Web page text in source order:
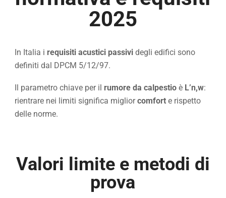
2025
In Italia i requisiti acustici passivi degli edifici sono
definiti dal DPCM 5/12/97.
Il parametro chiave per il rumore da calpestio è L’n,w:
rientrare nei limiti significa migliorcomfort e rispetto
delle norme.
Valori limite e metodi di
prova